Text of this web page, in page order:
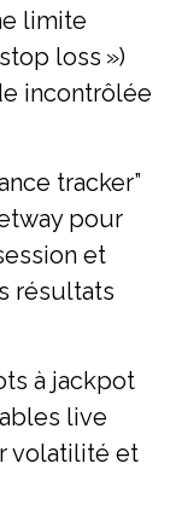
limite
loss »)
incontrôlée
tracker”
pour
et
résultats
à jackpot
live
volatilité et